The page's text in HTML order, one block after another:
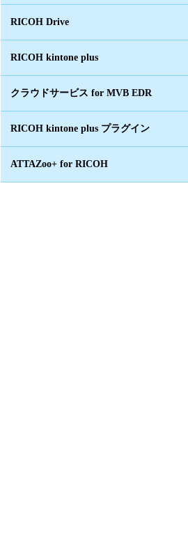
RICOH Drive
RICOH kintone plus
クラウドサービス for MVB EDR
RICOH kintone plus プラグイン
ATTAZoo+ for RICOH